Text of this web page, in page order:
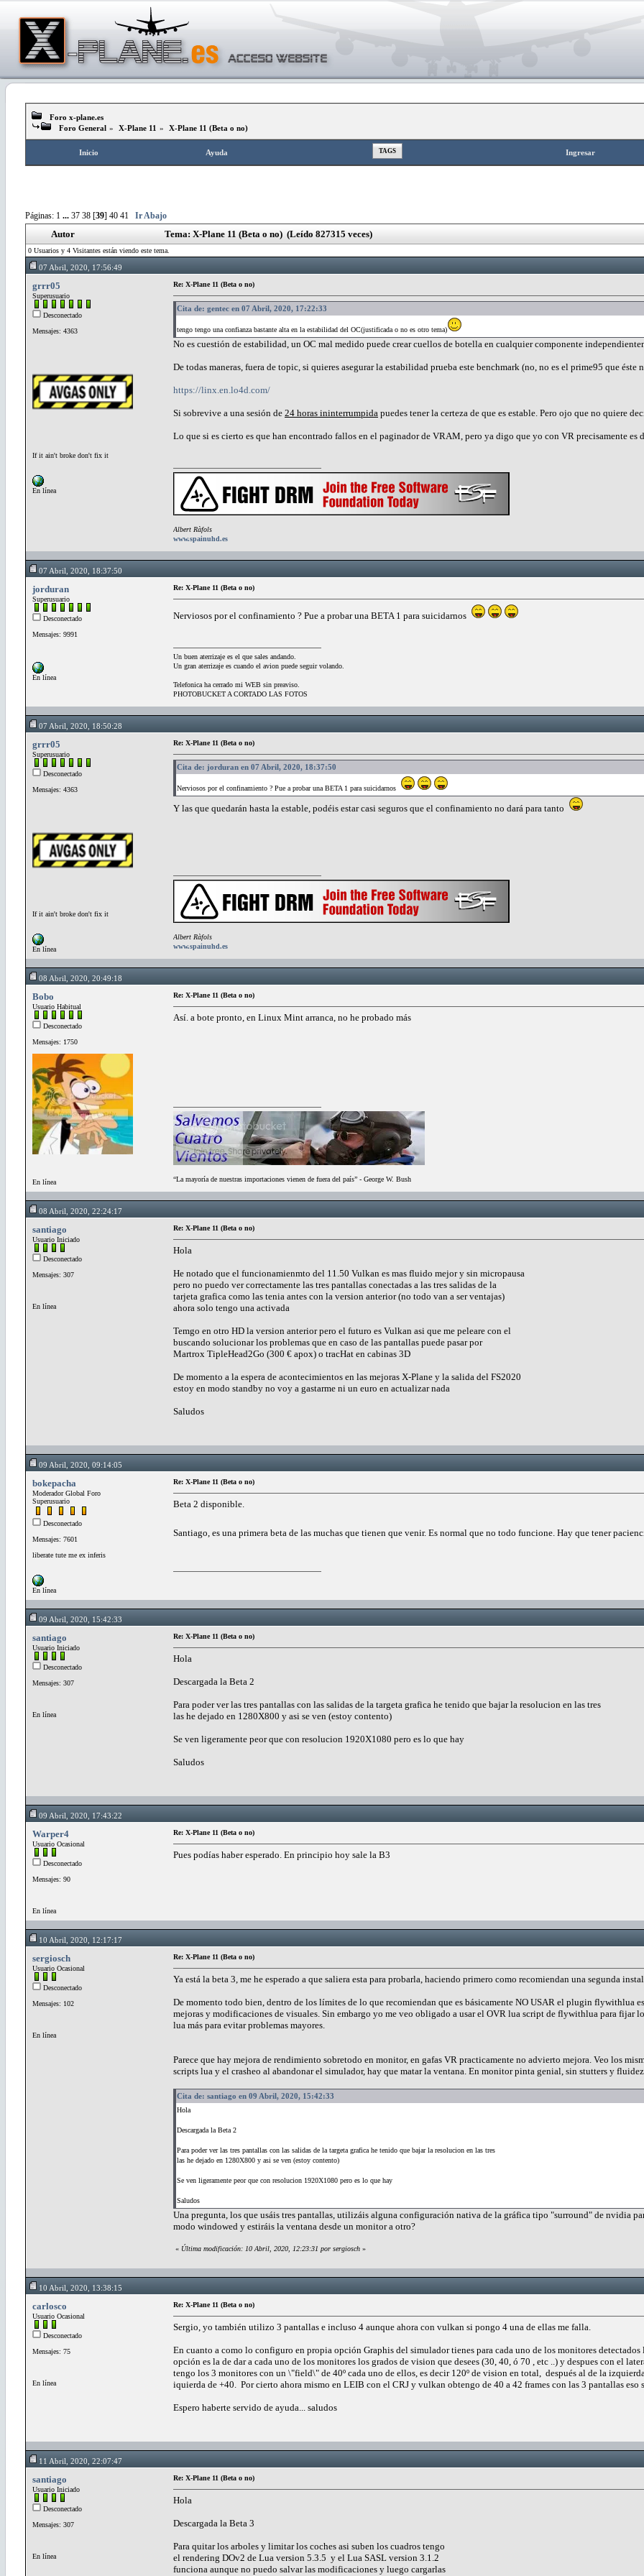
Foro x-plane.es
Foro General » X-Plane 11 » X-Plane 11 (Beta o no)
Inicio Ayuda TAGS Ingresar
Páginas: 1 ... 37 38 [39] 40 41 Ir Abajo
Autor Tema: X-Plane 11 (Beta o no) (Leído 827315 veces)
0 Usuarios y 4 Visitantes están viendo este tema.
07 Abril, 2020, 17:56:49
grrr05
Superusuario
Desconectado
Mensajes: 4363
If it ain't broke don't fix it
En línea
Re: X-Plane 11 (Beta o no)
Cita de: gentec en 07 Abril, 2020, 17:22:33
tengo tengo una confianza bastante alta en la estabilidad del OC(justificada o no es otro tema)
No es cuestión de estabilidad, un OC mal medido puede crear cuellos de botella en cualquier componente
De todas maneras, fuera de topic, si quieres asegurar la estabilidad prueba este benchmark (no, no es el prime95 que éste
https://linx.en.lo4d.com/
Si sobrevive a una sesión de 24 horas ininterrumpida puedes tener la certeza de que es estable. Pero ojo que no quiere
Lo que si es cierto es que han encontrado fallos en el paginador de VRAM, pero ya digo que yo con VR precisamente es
Albert Ràfols
www.spainuhd.es
07 Abril, 2020, 18:37:50
jorduran
Superusuario
Desconectado
Mensajes: 9991
En línea
Re: X-Plane 11 (Beta o no)
Nerviosos por el confinamiento ? Pue a probar una BETA 1 para suicidarnos
Un buen aterrizaje es el que sales andando.
Un gran aterrizaje es cuando el avion puede seguir volando.
Telefonica ha cerrado mi WEB sin preaviso.
PHOTOBUCKET A CORTADO LAS FOTOS
07 Abril, 2020, 18:50:28
grrr05
Superusuario
Desconectado
Mensajes: 4363
If it ain't broke don't fix it
En línea
Re: X-Plane 11 (Beta o no)
Cita de: jorduran en 07 Abril, 2020, 18:37:50
Nerviosos por el confinamiento ? Pue a probar una BETA 1 para suicidarnos
Y las que quedarán hasta la estable, podéis estar casi seguros que el confinamiento no dará para tanto
Albert Ràfols
www.spainuhd.es
08 Abril, 2020, 20:49:18
Bobo
Usuario Habitual
Desconectado
Mensajes: 1750
En línea
Re: X-Plane 11 (Beta o no)
Así. a bote pronto, en Linux Mint arranca, no he probado más
“La mayoría de nuestras importaciones vienen de fuera del país” - George W. Bush
08 Abril, 2020, 22:24:17
santiago
Usuario Iniciado
Desconectado
Mensajes: 307
En línea
Re: X-Plane 11 (Beta o no)
Hola
He notado que el funcionamienmto del 11.50 Vulkan es mas fluido mejor y sin micropausa
pero no puedo ver correctamente las tres pantallas conectadas a las tres salidas de la
tarjeta grafica como las tenia antes con la version anterior (no todo van a ser ventajas)
ahora solo tengo una activada
Temgo en otro HD la version anterior pero el futuro es Vulkan asi que me peleare con el
buscando solucionar los problemas que en caso de las pantallas puede pasar por
Martrox TipleHead2Go (300 € apox) o tracHat en cabinas 3D
De momento a la espera de acontecimientos en las mejoras X-Plane y la salida del FS2020
estoy en modo standby no voy a gastarme ni un euro en actualizar nada
Saludos
09 Abril, 2020, 09:14:05
bokepacha
Moderador Global Foro
Superusuario
Desconectado
Mensajes: 7601
liberate tute me ex inferis
En línea
Re: X-Plane 11 (Beta o no)
Beta 2 disponible.
Santiago, es una primera beta de las muchas que tienen que venir. Es normal que no todo funcione. Hay que tener
09 Abril, 2020, 15:42:33
santiago
Usuario Iniciado
Desconectado
Mensajes: 307
En línea
Re: X-Plane 11 (Beta o no)
Hola
Descargada la Beta 2
Para poder ver las tres pantallas con las salidas de la targeta grafica he tenido que bajar la resolucion en las tres
las he dejado en 1280X800 y asi se ven (estoy contento)
Se ven ligeramente peor que con resolucion 1920X1080 pero es lo que hay
Saludos
09 Abril, 2020, 17:43:22
Warper4
Usuario Ocasional
Desconectado
Mensajes: 90
En línea
Re: X-Plane 11 (Beta o no)
Pues podías haber esperado. En principio hoy sale la B3
10 Abril, 2020, 12:17:17
sergiosch
Usuario Ocasional
Desconectado
Mensajes: 102
En línea
Re: X-Plane 11 (Beta o no)
Ya está la beta 3, me he esperado a que saliera esta para probarla, haciendo primero como recomiendan una segunda
De momento todo bien, dentro de los límites de lo que recomiendan que es básicamente NO USAR el plugin flywithlua
mejoras y modificaciones de visuales. Sin embargo yo me veo obligado a usar el OVR lua script de flywithlua para fijar
lua más para evitar problemas mayores.
Parece que hay mejora de rendimiento sobretodo en monitor, en gafas VR practicamente no advierto mejora. Veo los
scripts lua y el crasheo al abandonar el simulador, hay que matar la ventana. En monitor pinta genial, sin stutters y
Cita de: santiago en 09 Abril, 2020, 15:42:33
Hola
Descargada la Beta 2
Para poder ver las tres pantallas con las salidas de la targeta grafica he tenido que bajar la resolucion en las tres
las he dejado en 1280X800 y asi se ven (estoy contento)
Se ven ligeramente peor que con resolucion 1920X1080 pero es lo que hay
Saludos
Una pregunta, los que usáis tres pantallas, utilizáis alguna configuración nativa de la gráfica tipo "surround" de nvidia
modo windowed y estiráis la ventana desde un monitor a otro?
« Última modificación: 10 Abril, 2020, 12:23:31 por sergiosch »
10 Abril, 2020, 13:38:15
carlosco
Usuario Ocasional
Desconectado
Mensajes: 75
En línea
Re: X-Plane 11 (Beta o no)
Sergio, yo también utilizo 3 pantallas e incluso 4 aunque ahora con vulkan si pongo 4 una de ellas me falla.
En cuanto a como lo configuro en propia opción Graphis del simulador tienes para cada uno de los monitores
opción es la de dar a cada uno de los monitores los grados de vision que desees (30, 40, ó 70 , etc ..) y despues con el
tengo los 3 monitores con un \"field\" de 40º cada uno de ellos, es decir 120º de vision en total, después al de la
iquierda de +40. Por cierto ahora mismo en LEIB con el CRJ y vulkan obtengo de 40 a 42 frames con las 3 pantallas eso
Espero haberte servido de ayuda... saludos
11 Abril, 2020, 22:07:47
santiago
Usuario Iniciado
Desconectado
Mensajes: 307
En línea
Re: X-Plane 11 (Beta o no)
Hola
Descargada la Beta 3
Para quitar los arboles y limitar los coches asi suben los cuadros tengo
el rendering DOv2 de Lua version 5.3.5 y el Lua SASL version 3.1.2
funciona aunque no puedo salvar las modificaciones y luego cargarlas